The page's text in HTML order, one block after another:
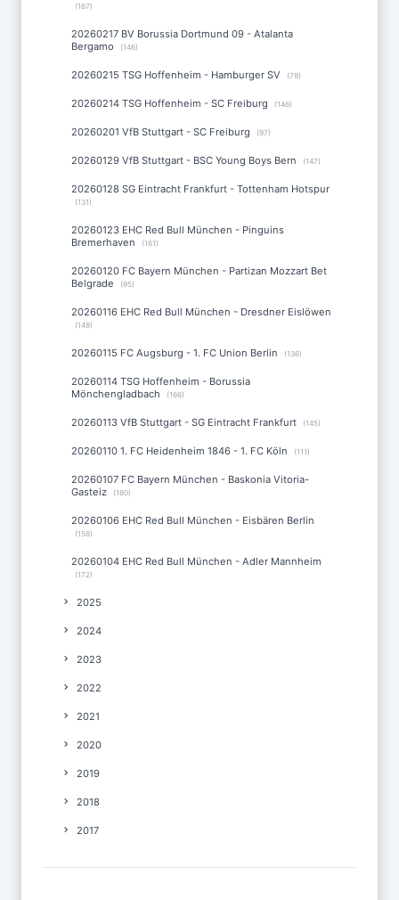
(167)
20260217 BV Borussia Dortmund 09 - Atalanta
Bergamo
(146)
20260215 TSG Hoffenheim - Hamburger SV (79)
20260214 TSG Hoffenheim - SC Freiburg (146)
20260201 VfB Stuttgart - SC Freiburg (97)
20260129 VfB Stuttgart - BSC Young Boys Bern (147)
20260128 SG Eintracht Frankfurt - Tottenham Hotspur
(131)
20260123 EHC Red Bull München - Pinguins
Bremerhaven
(161)
20260120 FC Bayern München - Partizan Mozzart Bet
Belgrade
(95)
20260116 EHC Red Bull München - Dresdner Eislöwen
(148)
20260115 FC Augsburg - 1. FC Union Berlin (136)
20260114 TSG Hoffenheim - Borussia
Mönchengladbach
(166)
20260113 VfB Stuttgart - SG Eintracht Frankfurt (145)
20260110 1. FC Heidenheim 1846 - 1. FC Köln (111)
20260107 FC Bayern München - Baskonia Vitoria-
Gasteiz
(180)
20260106 EHC Red Bull München - Eisbären Berlin
(158)
20260104 EHC Red Bull München - Adler Mannheim
(172)
2025
2024
2023
2022
2021
2020
2019
2018
2017